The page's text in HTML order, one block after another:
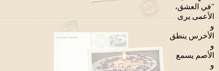
"في العشق،
الأعمى يرى
و
الأخرس ينطق
و
الأصم يسمع
و